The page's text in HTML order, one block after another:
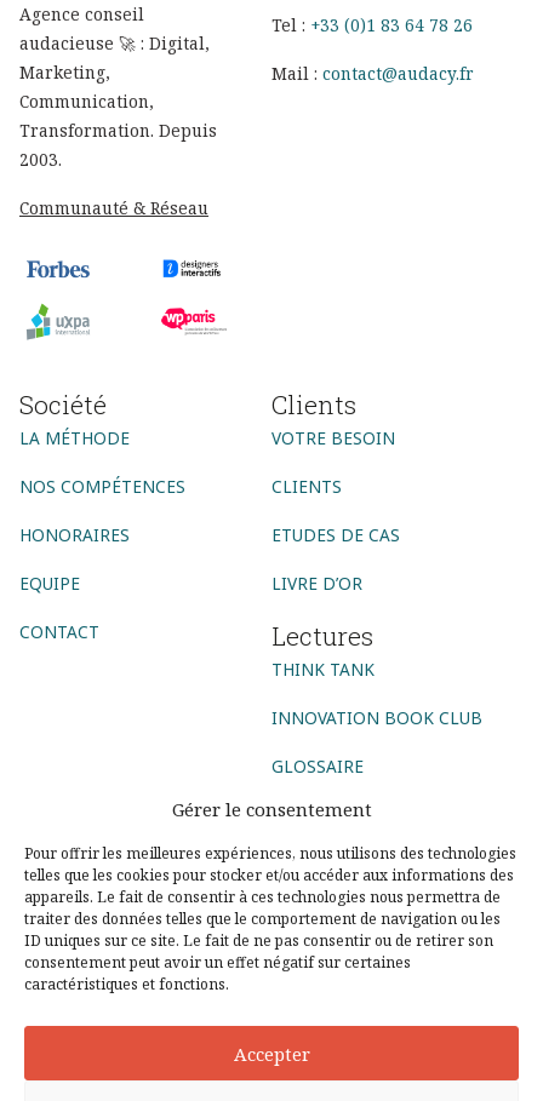
Gérer le consentement
Pour offrir les meilleures expériences, nous utilisons des technologies
telles que les cookies pour stocker et/ou accéder aux informations des
appareils. Le fait de consentir à ces technologies nous permettra de
traiter des données telles que le comportement de navigation ou les
ID uniques sur ce site. Le fait de ne pas consentir ou de retirer son
consentement peut avoir un effet négatif sur certaines
caractéristiques et fonctions.
Accepter
Agence conseil
audacieuse 🚀 : Digital,
Marketing,
Communication,
Transformation. Depuis
2003.
Communauté & Réseau
Tel : +33 (0)1 83 64 78 26
Mail : contact@audacy.fr
Société
LA MÉTHODE
NOS COMPÉTENCES
HONORAIRES
EQUIPE
CONTACT
Clients
VOTRE BESOIN
CLIENTS
ETUDES DE CAS
LIVRE D’OR
Lectures
THINK TANK
INNOVATION BOOK CLUB
GLOSSAIRE
AGENCE CONSEIL
AGENCE DIGITALE
AGENCE COMMUNICATION DIGITALE
AGENCE MARKETING DIGITAL
AGENCE UX DESIGN PARIS
CONSEIL DIGITAL
DESIGN THINKING